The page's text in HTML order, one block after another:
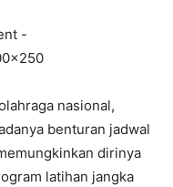
-
nasional,
benturan jadwal
dirinya
latihan jangka